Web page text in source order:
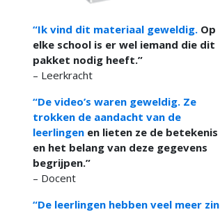
“Ik vind dit materiaal geweldig. Op
elke school is er wel iemand die dit
pakket nodig heeft.”
– Leerkracht
“De video’s waren geweldig. Ze
trokken de aandacht van de
leerlingen en lieten ze de betekenis
en het belang van deze gegevens
begrijpen.”
– Docent
“De leerlingen hebben veel meer zin